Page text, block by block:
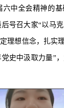
六中全会精神的
号召大家“以马
理想信念，扎实
史中汲取力量”